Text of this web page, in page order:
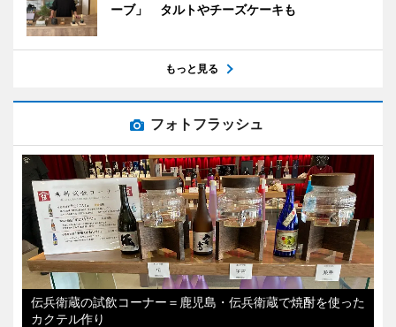
ーブ」 タルトやチーズケーキも
もっと見る
フォトフラッシュ
伝兵衛蔵の試飲コーナー＝鹿児島・伝兵衛蔵で焼酎を使った
カクテル作り